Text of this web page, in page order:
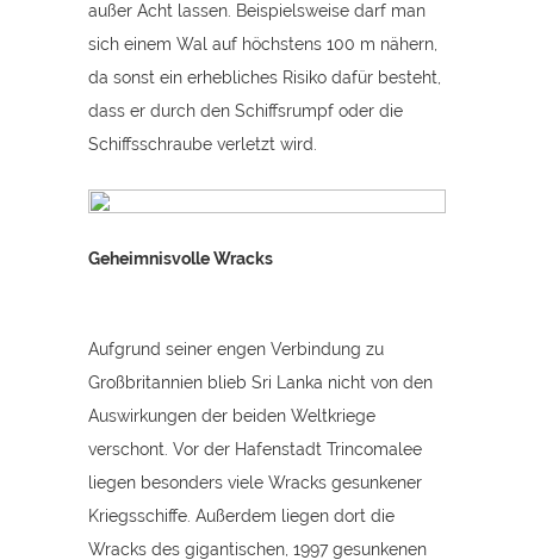
außer Acht lassen. Beispielsweise darf man
sich einem Wal auf höchstens 100 m nähern,
da sonst ein erhebliches Risiko dafür besteht,
dass er durch den Schiffsrumpf oder die
Schiffsschraube verletzt wird.
Geheimnisvolle Wracks
Aufgrund seiner engen Verbindung zu
Großbritannien blieb Sri Lanka nicht von den
Auswirkungen der beiden Weltkriege
verschont. Vor der Hafenstadt Trincomalee
liegen besonders viele Wracks gesunkener
Kriegsschiffe. Außerdem liegen dort die
Wracks des gigantischen, 1997 gesunkenen